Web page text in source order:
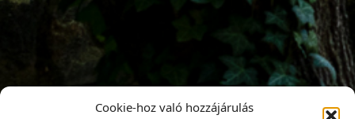
Cookie-hoz való hozzájárulás